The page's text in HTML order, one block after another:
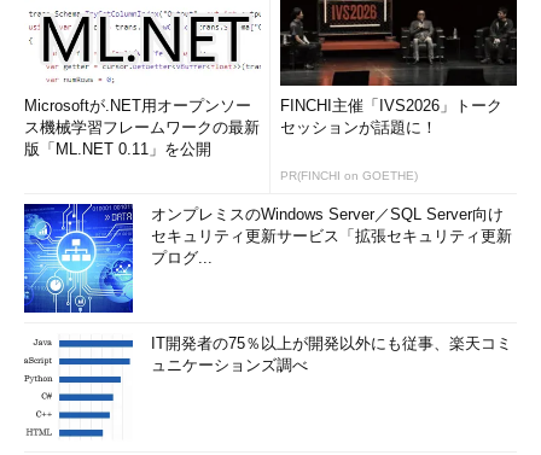
Microsoftが.NET用オープンソー
ス機械学習フレームワークの最新
版「ML.NET 0.11」を公開
FINCHI主催「IVS2026」トーク
セッションが話題に！
PR(FINCHI on GOETHE)
オンプレミスのWindows Server／SQL Server向け
セキュリティ更新サービス「拡張セキュリティ更新
プログ...
IT開発者の75％以上が開発以外にも従事、楽天コミ
ュニケーションズ調べ